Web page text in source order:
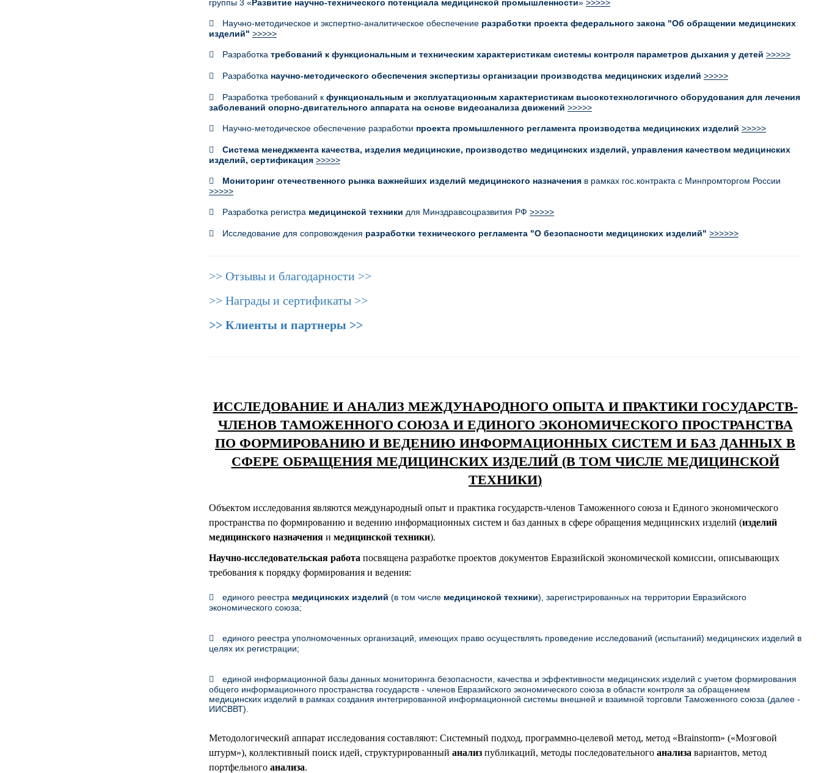
группы 3 «Развитие научно-технического потенциала медицинской промышленности» >>>>>
Научно-методическое и экспертно-аналитическое обеспечение разработки проекта федерального закона "Об обращении медицинских
изделий" >>>>>
Разработка требований к функциональным и техническим характеристикам системы контроля параметров дыхания у детей >>>>>
Разработка научно-методического обеспечения экспертизы организации производства медицинских изделий >>>>>
Разработка требований к функциональным и эксплуатационным характеристикам высокотехнологичного оборудования для лечения
заболеваний опорно-двигательного аппарата на основе видеоанализа движений >>>>>
Научно-методическое обеспечение разработки проекта промышленного регламента производства медицинских изделий >>>>>
Система менеджмента качества, изделия медицинские, производство медицинских изделий, управления качеством медицинских
изделий, сертификация >>>>>
Мониторинг отечественного рынка важнейших изделий медицинского назначения в рамках гос.контракта с Минпромторгом России
>>>>>
Разработка регистра медицинской техники для Минздравсоцразвития РФ >>>>>
Исследование для сопровождения разработки технического регламента "О безопасности медицинских изделий" >>>>>>
>> Отзывы и благодарности >>
>> Награды и сертификаты >>
>> Клиенты и партнеры >>
ИССЛЕДОВАНИЕ И АНАЛИЗ МЕЖДУНАРОДНОГО ОПЫТА И ПРАКТИКИ ГОСУДАРСТВ-
ЧЛЕНОВ ТАМОЖЕННОГО СОЮЗА И ЕДИНОГО ЭКОНОМИЧЕСКОГО ПРОСТРАНСТВА
ПО ФОРМИРОВАНИЮ И ВЕДЕНИЮ ИНФОРМАЦИОННЫХ СИСТЕМ И БАЗ ДАННЫХ В
СФЕРЕ ОБРАЩЕНИЯ МЕДИЦИНСКИХ ИЗДЕЛИЙ(В ТОМ ЧИСЛЕ МЕДИЦИНСКОЙ
ТЕХНИКИ)
Объектом исследования являются международный опыт и практика государств-членов Таможенного союза и Единого экономического
пространства по формированию и ведению информационных систем и баз данных в сфере обращения медицинских изделий (изделий
медицинского назначения и медицинской техники).
Научно-исследовательская работа посвящена разработке проектов документов Евразийской экономической комиссии, описывающих
требования к порядку формирования и ведения:
единого реестра медицинских изделий (в том числе медицинской техники), зарегистрированных на территории Евразийского
экономического союза;
единого реестра уполномоченных организаций, имеющих право осуществлять проведение исследований (испытаний) медицинских изделий в
целях их регистрации;
единой информационной базы данных мониторинга безопасности, качества и эффективности медицинских изделий с учетом формирования
общего информационного пространства государств - членов Евразийского экономического союза в области контроля за обращением
медицинских изделий в рамках создания интегрированной информационной системы внешней и взаимной торговли Таможенного союза (далее -
ИИСВВТ).
Методологический аппарат исследования составляют: Системный подход, программно-целевой метод, метод «Brainstorm» («Мозговой
штурм»), коллективный поиск идей, структурированный анализ публикаций, методы последовательного анализа вариантов, метод
портфельного анализа.